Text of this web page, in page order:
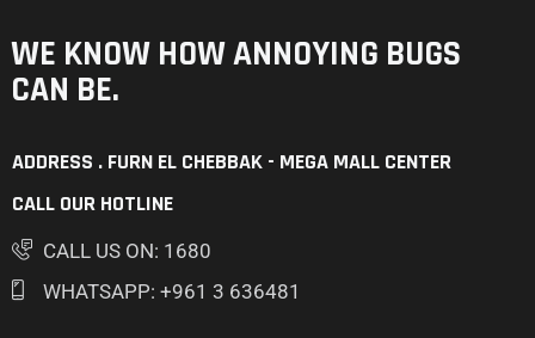
WE KNOW HOW ANNOYING BUGS
CAN BE.
ADDRESS . FURN EL CHEBBAK - MEGA MALL CENTER
CALL OUR HOTLINE
CALL US ON: 1680
WHATSAPP: +961 3 636481